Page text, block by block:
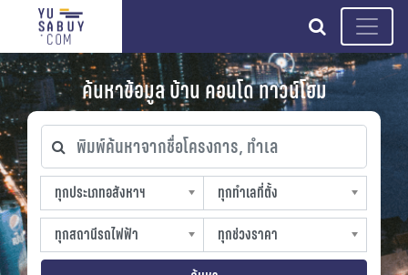
search
ค้นหาข้อมูล บ้าน คอนโด ทาวน์โฮม
พิมพ์ค้นหาจากชื่อโครงการ, ทำเล
ทุกประเภทอสังหาฯ
ทุกประเภทอสังหาฯ
sproperty
ทุกทำเลที่ตั้ง
ทุกทำเลที่ตั้ง
slocation
ทุกสถานีรถไฟฟ้า
ทุกสถานีรถไฟฟ้า
strain-station
ทุกช่วงราคา
ทุกช่วงราคา
sprice